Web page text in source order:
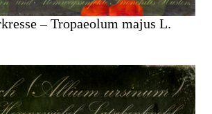
– Tropaeolum majus L.